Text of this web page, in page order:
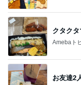
クタク
Amebaト
お友達2